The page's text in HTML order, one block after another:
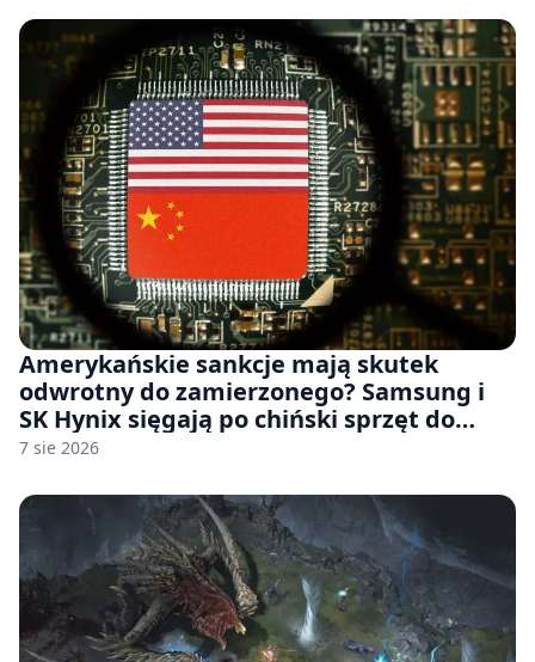
Amerykańskie sankcje mają skutek
odwrotny do zamierzonego? Samsung i
SK Hynix sięgają po chiński sprzęt do
fabryk chipów
7 sie 2026